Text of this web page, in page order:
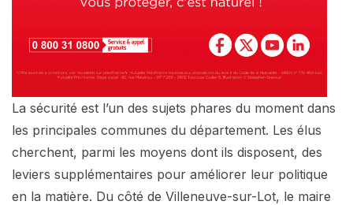
La sécurité est l’un des sujets phares du moment dans
les principales communes du département. Les élus
cherchent, parmi les moyens dont ils disposent, des
leviers supplémentaires pour améliorer leur politique
en la matière. Du côté de Villeneuve-sur-Lot, le maire